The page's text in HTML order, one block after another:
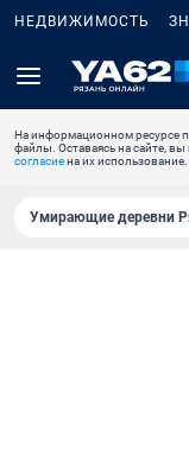
НЕДВИЖИМОСТЬ
На информационном ресурсе
файлы. Оставаясь на сайте,
согласиена их использование.
Умирающие деревни